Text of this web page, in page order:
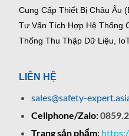
Cung Cấp Thiết Bị Châu Âu
Tư Vấn Tích Hợp Hệ Thống
Thống Thu Thập Dữ Liệu,
LIÊN HỆ
sales@safety-
Cellphone/Zalo:
Trang sản phẩm: